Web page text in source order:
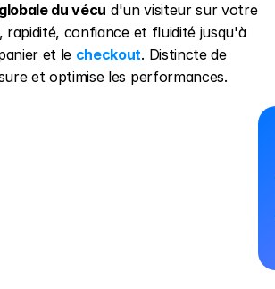
du vécu d'un visiteur sur votre
rapidité, confiance et fluidité jusqu'à
et le checkout. Distincte de
et optimise les performances.